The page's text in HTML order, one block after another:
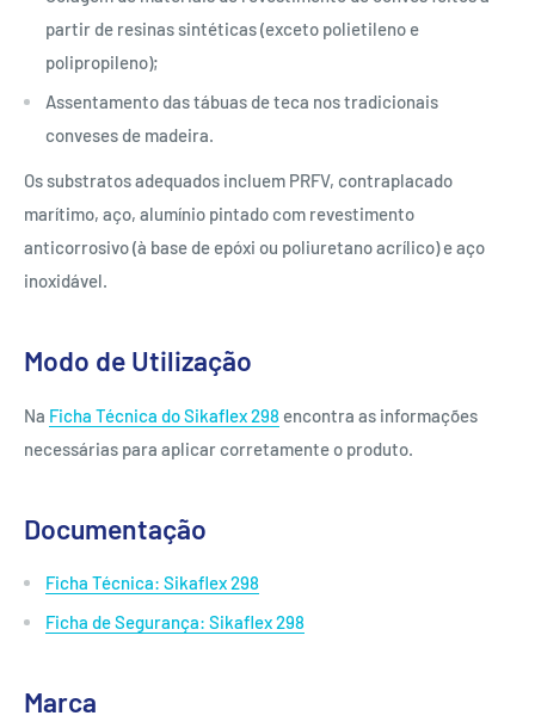
partir de resinas sintéticas (exceto polietileno e
polipropileno);
Assentamento das tábuas de teca nos tradicionais
conveses de madeira.
Os substratos adequados incluem PRFV, contraplacado
marítimo, aço, alumínio pintado com revestimento
anticorrosivo (à base de epóxi ou poliuretano acrílico) e aço
inoxidável.
Modo de Utilização
Na Ficha Técnica do Sikaflex 298 encontra as informações
necessárias para aplicar corretamente o produto.
Documentação
Ficha Técnica: Sikaflex 298
Ficha de Segurança: Sikaflex 298
Marca